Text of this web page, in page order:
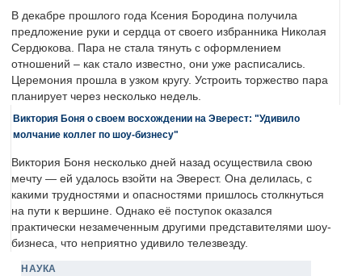
В декабре прошлого года Ксения Бородина получила
предложение руки и сердца от своего избранника Николая
Сердюкова. Пара не стала тянуть с оформлением
отношений – как стало известно, они уже расписались.
Церемония прошла в узком кругу. Устроить торжество пара
планирует через несколько недель.
Виктория Боня о своем восхождении на Эверест: "Удивило
молчание коллег по шоу-бизнесу"
Виктория Боня несколько дней назад осуществила свою
мечту — ей удалось взойти на Эверест. Она делилась, с
какими трудностями и опасностями пришлось столкнуться
на пути к вершине. Однако её поступок оказался
практически незамеченным другими представителями шоу-
бизнеса, что неприятно удивило телезвезду.
НАУКА